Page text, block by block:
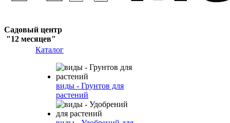
Садовый центр
"12 месяцев"
Каталог
виды - Грунтов для
растений